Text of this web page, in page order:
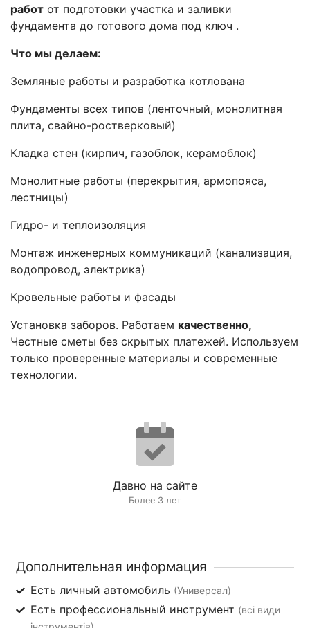
работ от подготовки участка и заливки
фундамента до готового дома под ключ .
Что мы делаем:
Земляные работы и разработка котлована
Фундаменты всех типов (ленточный, монолитная
плита, свайно-ростверковый)
Кладка стен (кирпич, газоблок, керамоблок)
Монолитные работы (перекрытия, армопояса,
лестницы)
Гидро- и теплоизоляция
Монтаж инженерных коммуникаций (канализация,
водопровод, электрика)
Кровельные работы и фасады
Установка заборов. Работаем качественно,
Честные сметы без скрытых платежей. Используем
только проверенные материалы и современные
технологии.
Давно на сайте
Более 3 лет
Дополнительная информация
Есть личный автомобиль (Универсал)
Есть профессиональный инструмент (всі види